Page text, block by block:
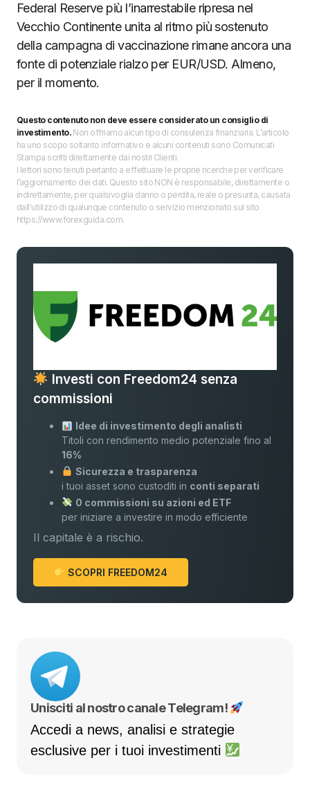
Federal Reserve più l’inarrestabile ripresa nel
Vecchio Continente unita al ritmo più sostenuto
della campagna di vaccinazione rimane ancora una
fonte di potenziale rialzo per EUR/USD. Almeno,
per il momento.
Questo contenuto non deve essere considerato un consiglio di
investimento.Non offriamo alcun tipo di consulenza finanziaria. L’articolo
ha uno scopo soltanto informativo e alcuni contenuti sono Comunicati
Stampa scritti direttamente dai nostri Clienti.
I lettori sono tenuti pertanto a effettuare le proprie ricerche per verificare
l’aggiornamento dei dati. Questo sito NON è responsabile, direttamente o
indirettamente, per qualsivoglia danno o perdita, reale o presunta, causata
dall'utilizzo di qualunque contenuto o servizio menzionato sul sito
https://www.forexguida.com.
Investi con Freedom24 senza
commissioni
Idee di investimento degli analisti
Titoli con rendimento medio potenziale fino al
16%
Sicurezza e trasparenza
i tuoi asset sono custoditi in conti separati
0 commissioni su azioni ed ETF
per iniziare a investire in modo efficiente
Il capitale è a rischio.
SCOPRI FREEDOM24
Unisciti al nostro canale Telegram!
Accedi a news, analisi e strategie
esclusive per i tuoi investimenti